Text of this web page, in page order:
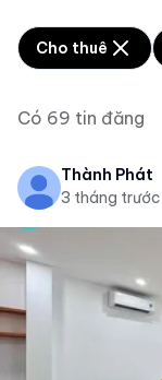
Cho thuê
Có 69 tin đăng
Thành Phát
3 tháng trước